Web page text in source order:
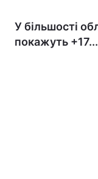
У більшості
покажуть